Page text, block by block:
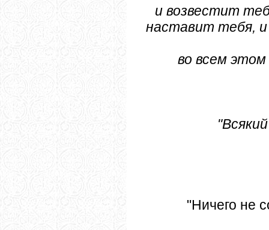
и возвестит
наставит тебя,
во всем этом
"Ничего не